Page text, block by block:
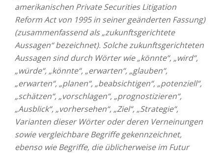
amerikanischen Private Securities Litigation
Reform Act von 1995 in seiner geänderten Fassung)
(zusammenfassend als „zukunftsgerichtete
Aussagen“ bezeichnet). Solche zukunftsgerichteten
Aussagen sind durch Wörter wie „könnte“, „wird“,
„würde“, „könnte“, „erwarten“, „glauben“,
„erwarten“, „planen“, „beabsichtigen“, „potenziell“,
„schätzen“, „vorschlagen“, „prognostizieren“,
„Ausblick“, „vorhersehen“, „Ziel“, „Strategie“,
Varianten dieser Wörter oder deren Verneinungen
sowie vergleichbare Begriffe gekennzeichnet,
ebenso wie Begriffe, die üblicherweise im Futur